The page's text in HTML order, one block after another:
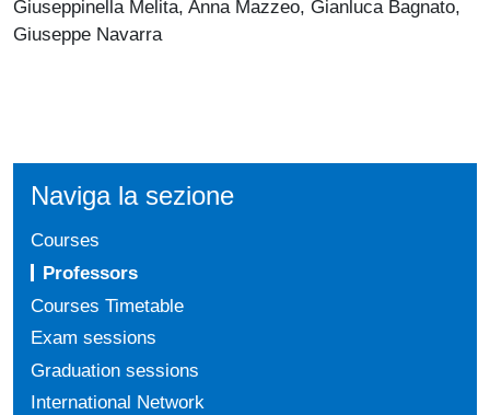
Giuseppinella Melita, Anna Mazzeo, Gianluca Bagnato,
Giuseppe Navarra
Naviga la sezione
Courses
Professors
Courses Timetable
Exam sessions
Graduation sessions
International Network